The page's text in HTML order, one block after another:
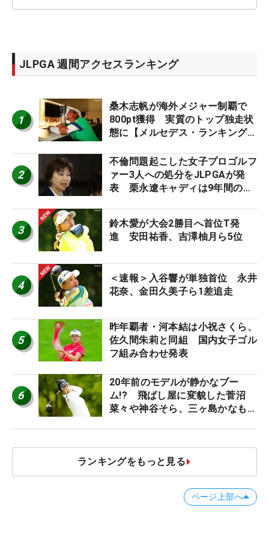
JLPGA 週間アクセスランキング
1
桑木志帆が海外メジャー制覇で
800pt獲得 実質のトップ独走状
態に【メルセデス・ランキング番
2
不倫問題起こした女子プロゴルフ
ァー3人への処分をJLPGAが発
表 栗永遼キャディは9年間の立
3
鈴木愛が大会2勝目へ首位T発
進 安田祐香、吉澤柚月ら5位
4
＜速報＞入谷響が単独首位 永井
花奈、金田久美子ら1差追走
5
昨年覇者・河本結は小祝さくら、
佐久間朱莉と同組 国内女子ゴル
フ組み合わせ発表
6
20年前のモデルが静かなブー
ム!? 飛ばし屋に変貌した菅沼
菜々や神谷そら、三ヶ島かなも使
ランキングをもっと見る
ページ上部へ